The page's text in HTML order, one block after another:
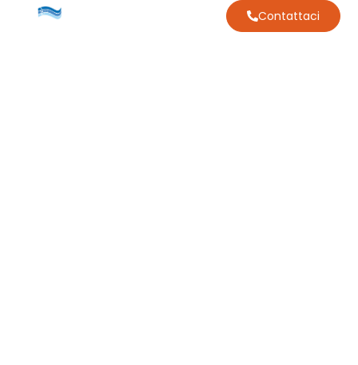
Contattaci